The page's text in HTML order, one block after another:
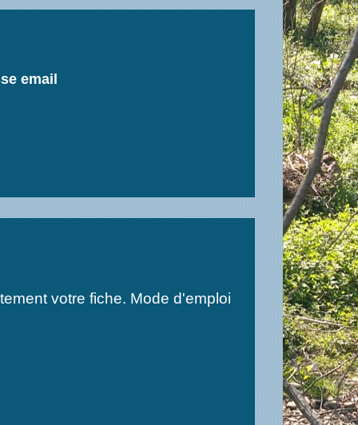
email
votre fiche. Mode d'emploi